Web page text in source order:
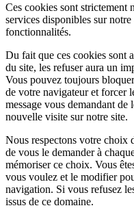
Ces cookies sont strictement
services disponibles sur
fonctionnalités.
Du fait que ces cookies sont
du site, les refuser aura un
Vous pouvez toujours
de votre navigateur et forcer
message vous demandant de
nouvelle visite sur notre site.
Nous respectons votre choix
de vous le demander à
mémoriser ce choix. Vous
vous voulez et le modifier
navigation. Si vous refusez
issus de ce domaine.